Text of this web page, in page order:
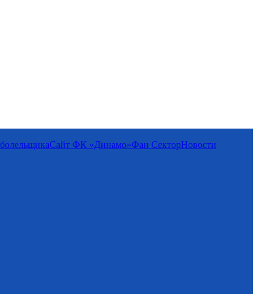
Сайт ФК «Динамо»Фан CекторНовости